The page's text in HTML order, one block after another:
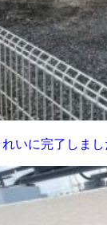
いに完了しまし